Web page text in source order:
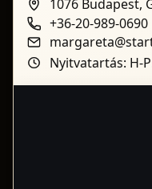
1076 Budapest,
+36-20-989-0690
Nyitvatartás: H-